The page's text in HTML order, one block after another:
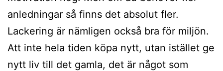
anledningar så finns det absolut fler.
Lackering är nämligen också bra för miljön.
Att inte hela tiden köpa nytt, utan istället ge
nytt liv till det gamla, det är något som